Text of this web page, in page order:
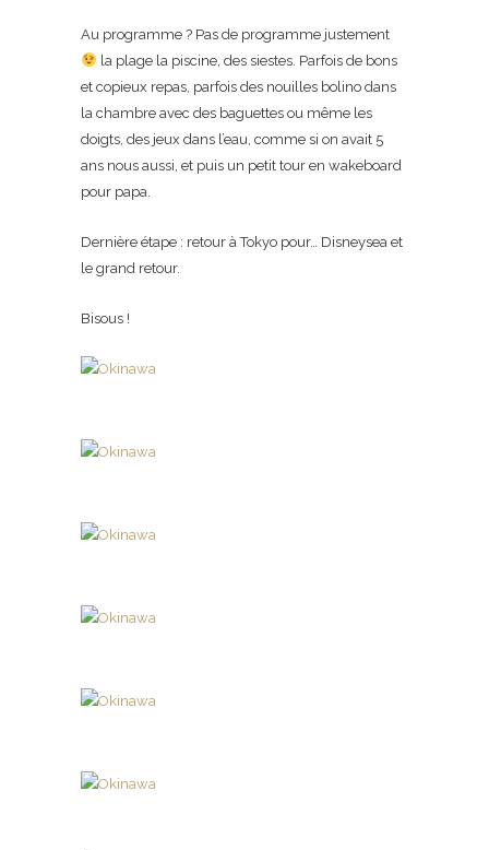
Au programme ? Pas de programme justement
la plage la piscine, des siestes. Parfois de bons
et copieux repas, parfois des nouilles bolino dans
la chambre avec des baguettes ou même les
doigts, des jeux dans l’eau, comme si on avait 5
ans nous aussi, et puis un petit tour en wakeboard
pour papa.
Dernière étape : retour à Tokyo pour… Disneysea et
le grand retour.
Bisous !